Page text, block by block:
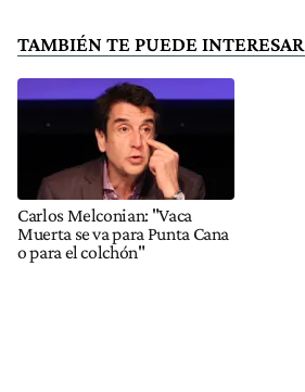
TAMBIÉN TE PUEDE INTERESAR
Carlos Melconian: "Vaca
Muerta se va para Punta Cana
o para el colchón"